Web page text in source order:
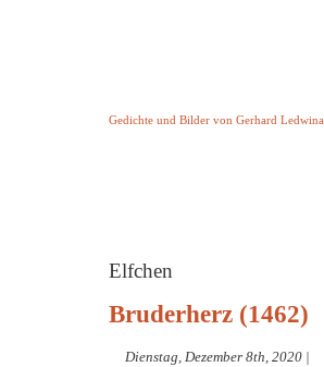
Gedichte und Bilder von Gerhard Ledwina
Elfchen
Bruderherz (1462)
Dienstag, Dezember 8th, 2020 |